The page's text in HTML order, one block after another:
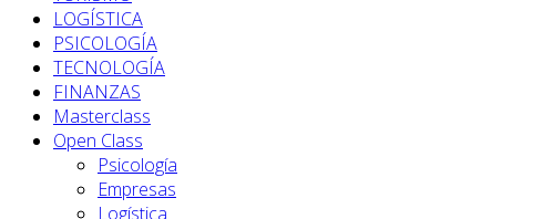
LOGÍSTICA
PSICOLOGÍA
TECNOLOGÍA
FINANZAS
Masterclass
Open Class
Psicología
Empresas
Logística